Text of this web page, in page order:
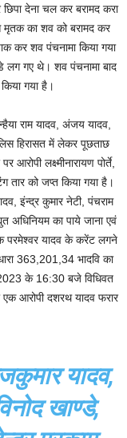
देना चल कर बरामद करा
मृतक का शव को बरामद कर
कर शव पंचनामा किया गया
गए थे। शव पंचनामा बाद
गया है।
राम यादव, अंजय यादव,
हिरासत में लेकर पूछताछ
लक्ष्मीनारायण पोर्ते,
तार को जप्त किया गया है।
इंन्द्र कुमार नेटी, पंचराम
अधिनियम का पाये जाना एवं
परमेश्वर यादव के करेंट लगने
363,201,34 भादवि का
के 16:30 बजे विधिवत
एक आरोपी दशरथ यादव फरार
यादव,
खाण्डे,